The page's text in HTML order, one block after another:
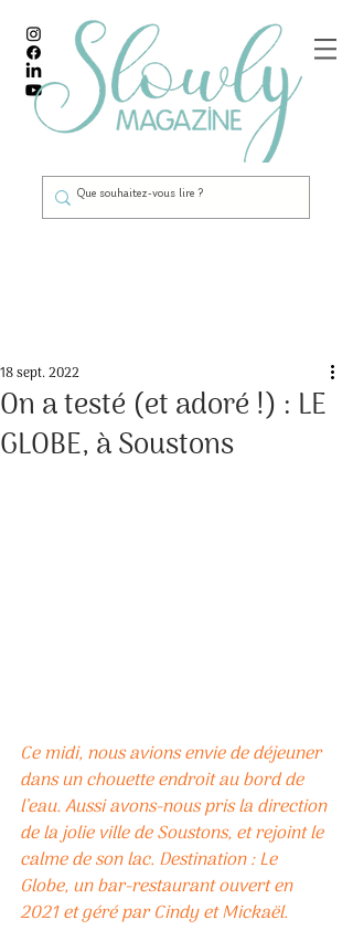
On a testé (et adoré !) : LE
GLOBE, à Soustons
18 sept. 2022
Ce midi, nous avions envie de déjeuner
dans un chouette endroit au bord de
l’eau. Aussi avons-nous pris la direction
de la jolie ville de Soustons, et rejoint le
calme de son lac. Destination : Le
Globe, un bar-restaurant ouvert en
2021 et géré par Cindy et Mickaël.